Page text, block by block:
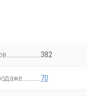
382
70